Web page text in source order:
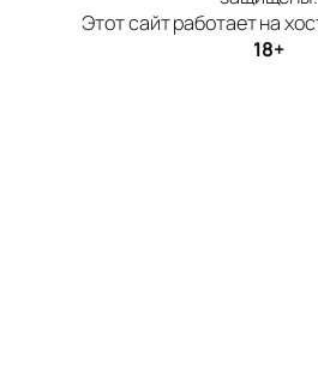
Этот сайт работает на
18+